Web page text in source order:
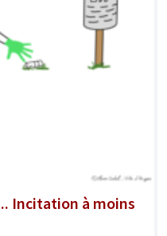
Incitation à moins